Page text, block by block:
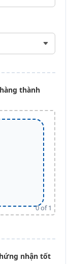
thành
0of 1
nhận tốt